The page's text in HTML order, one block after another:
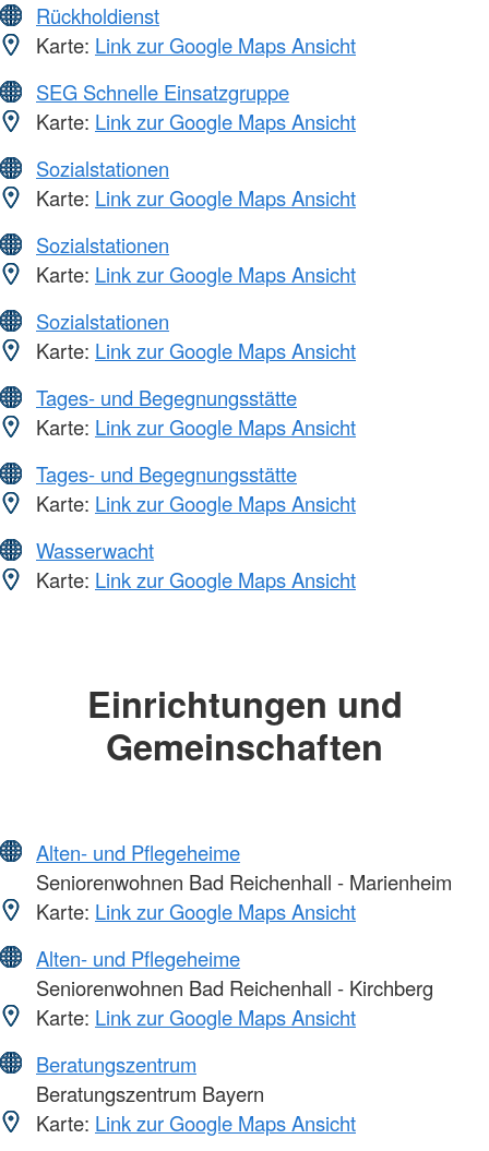
Rückholdienst
Karte: Link zur Google Maps Ansicht
SEG Schnelle Einsatzgruppe
Karte: Link zur Google Maps Ansicht
Sozialstationen
Karte: Link zur Google Maps Ansicht
Sozialstationen
Karte: Link zur Google Maps Ansicht
Sozialstationen
Karte: Link zur Google Maps Ansicht
Tages- und Begegnungsstätte
Karte: Link zur Google Maps Ansicht
Tages- und Begegnungsstätte
Karte: Link zur Google Maps Ansicht
Wasserwacht
Karte: Link zur Google Maps Ansicht
Einrichtungen und
Gemeinschaften
Alten- und Pflegeheime
Seniorenwohnen Bad Reichenhall - Marienheim
Karte: Link zur Google Maps Ansicht
Alten- und Pflegeheime
Seniorenwohnen Bad Reichenhall - Kirchberg
Karte: Link zur Google Maps Ansicht
Beratungszentrum
Beratungszentrum Bayern
Karte: Link zur Google Maps Ansicht